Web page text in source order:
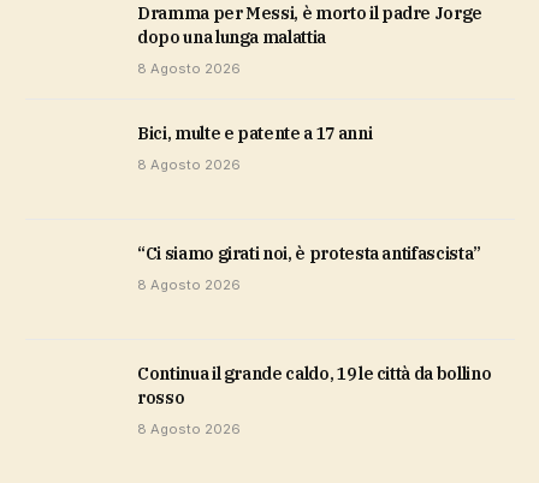
Dramma per Messi, è morto il padre Jorge
dopo una lunga malattia
8 Agosto 2026
bici, multe e patente a 17 anni
8 Agosto 2026
“Ci siamo girati noi, è protesta antifascista”
8 Agosto 2026
Continua il grande caldo, 19 le città da bollino
rosso
8 Agosto 2026